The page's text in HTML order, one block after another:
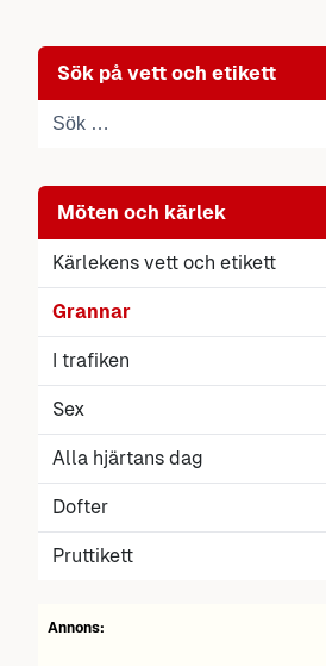
Sök på vett och etikett
Möten och kärlek
Kärlekens vett och etikett
Grannar
I trafiken
Sex
Alla hjärtans dag
Dofter
Pruttikett
Annons: